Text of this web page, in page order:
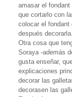
amasar el
que cortarlo con
colocar el fondant
después decorarla.
Otra cosa que
Soraya -además
gusta enseñar,
explicaciones
decorar las
decorasen las